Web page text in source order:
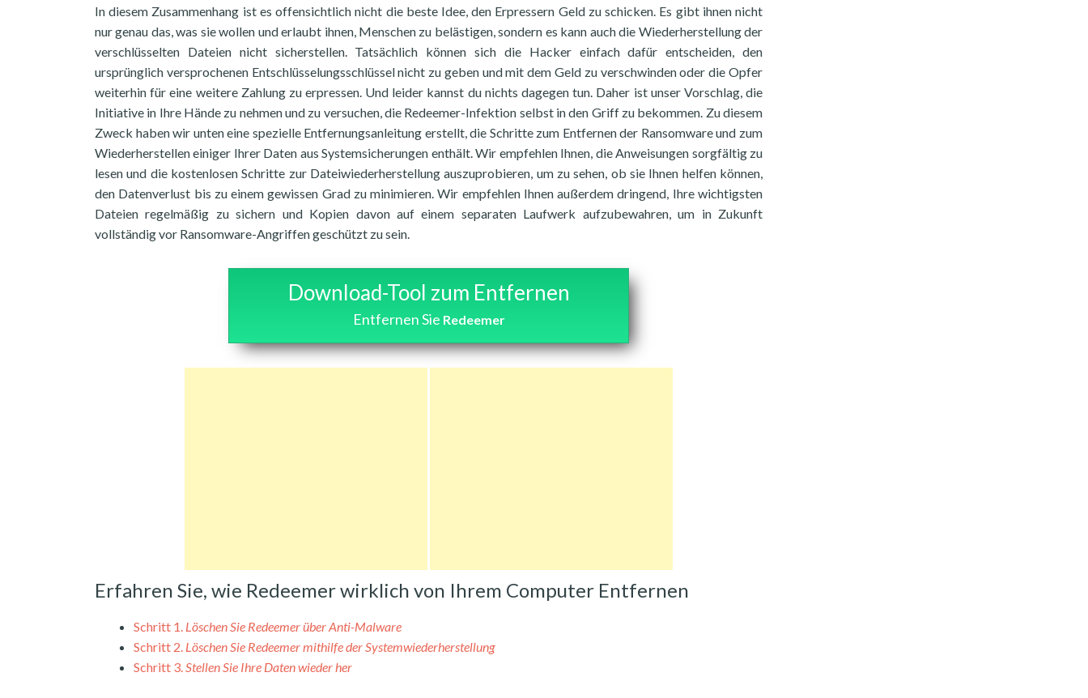
In diesem Zusammenhang ist es offensichtlich nicht die beste Idee, den Erpressern Geld zu schicken. Es gibt ihnen nicht
nur genau das, was sie wollen und erlaubt ihnen, Menschen zu belästigen, sondern es kann auch die Wiederherstellung der
verschlüsselten Dateien nicht sicherstellen. Tatsächlich können sich die Hacker einfach dafür entscheiden, den
ursprünglich versprochenen Entschlüsselungsschlüssel nicht zu geben und mit dem Geld zu verschwinden oder die Opfer
weiterhin für eine weitere Zahlung zu erpressen. Und leider kannst du nichts dagegen tun. Daher ist unser Vorschlag, die
Initiative in Ihre Hände zu nehmen und zu versuchen, die Redeemer-Infektion selbst in den Griff zu bekommen. Zu diesem
Zweck haben wir unten eine spezielle Entfernungsanleitung erstellt, die Schritte zum Entfernen der Ransomware und zum
Wiederherstellen einiger Ihrer Daten aus Systemsicherungen enthält. Wir empfehlen Ihnen, die Anweisungen sorgfältig zu
lesen und die kostenlosen Schritte zur Dateiwiederherstellung auszuprobieren, um zu sehen, ob sie Ihnen helfen können,
den Datenverlust bis zu einem gewissen Grad zu minimieren. Wir empfehlen Ihnen außerdem dringend, Ihre wichtigsten
Dateien regelmäßig zu sichern und Kopien davon auf einem separaten Laufwerk aufzubewahren, um in Zukunft
vollständig vor Ransomware-Angriffen geschützt zu sein.
Download-Tool zum Entfernen
Entfernen Sie Redeemer
Erfahren Sie, wie Redeemer wirklich von Ihrem Computer Entfernen
Schritt 1. Löschen Sie Redeemer über Anti-Malware
Schritt 2. Löschen Sie Redeemer mithilfe der Systemwiederherstellung
Schritt 3.Stellen Sie Ihre Daten wieder her